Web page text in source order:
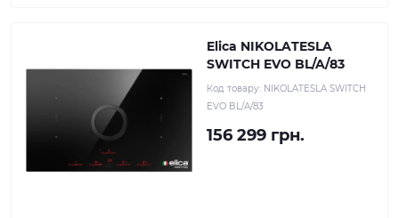
Elica NIKOLATESLA
SWITCH EVO BL/A/83
Код товару: NIKOLATESLA SWITCH
EVO BL/A/83
156 299 грн.